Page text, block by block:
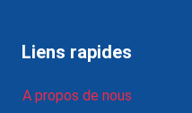
Liens rapides
A propos de nous